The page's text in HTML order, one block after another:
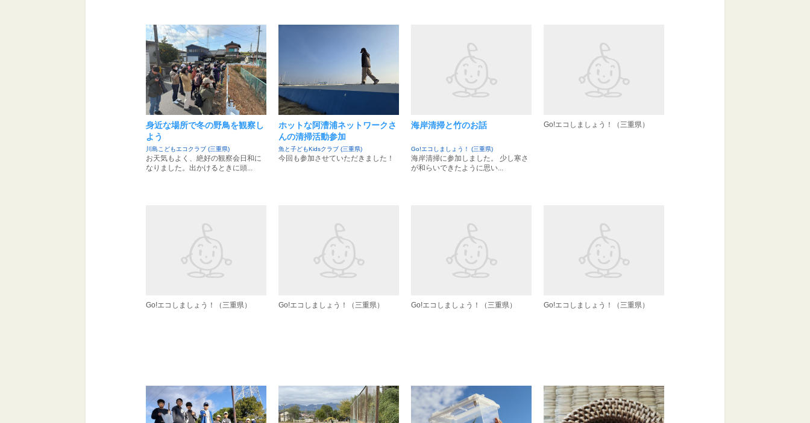
身近な場所で冬の野鳥を観察し
よう
川島こどもエコクラブ (三重県)
お天気もよく、絶好の観察会日和に
なりました。出かけるときに頭...
ホットな阿漕浦ネットワークさ
んの清掃活動参加
魚と子どもKidsクラブ (三重県)
今回も参加させていただきました！
海岸清掃と竹のお話
Go!エコしましょう！ (三重県)
海岸清掃に参加しました。 少し寒さ
が和らいできたように思い...
Go!エコしましょう！（三重県）
Go!エコしましょう！（三重県） Go!エコしましょう！（三重県） Go!エコしましょう！（三重県） Go!エコしましょう！（三重県）